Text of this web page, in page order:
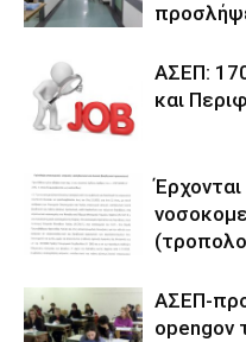
ΑΣΕΠ:
και
ΑΣΕΠ-
opengov